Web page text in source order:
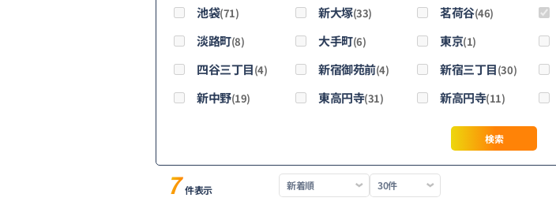
池袋(71) 新大塚(33) 茗荷谷(46)
淡路町(8) 大手町(6) 東京(1)
四谷三丁目(4) 新宿御苑前(4) 新宿三丁目(30)
新中野(19) 東高円寺(31) 新高円寺(11)
検索
7 件表示